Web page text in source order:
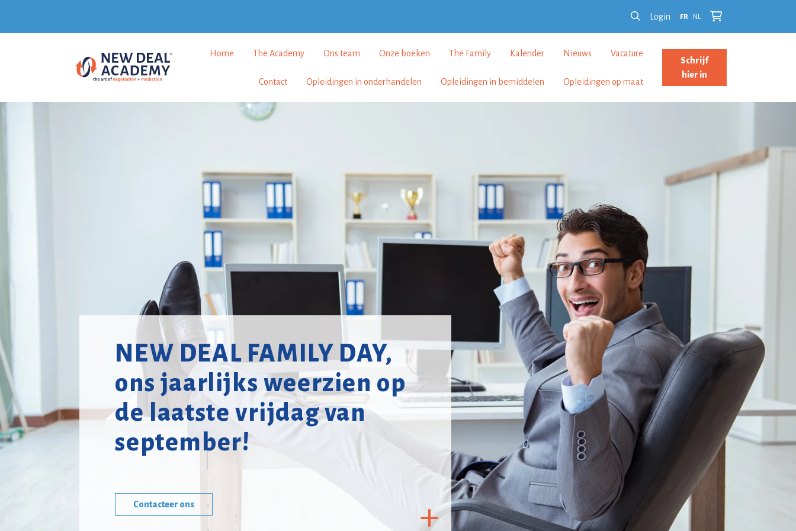
Login FR NL
Home The Academy Ons team Onze boeken The Family Kalender Nieuws Vacature
Contact Opleidingen in onderhandelen Opleidingen in bemiddelen Opleidingen op maat
Schrijf
hier in
NEW DEAL FAMILY DAY,
ons jaarlijks weerzien op
de laatste vrijdag van
september!
Contacteer ons